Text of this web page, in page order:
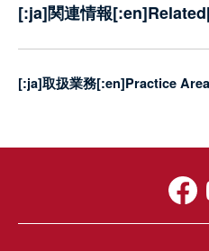
[:ja]関連情報
[:ja]取扱業務[:en]Practice